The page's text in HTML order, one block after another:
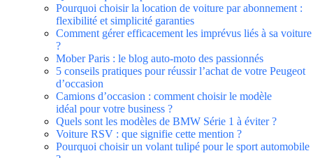
Pourquoi choisir la location de voiture par abonnement :
flexibilité et simplicité garanties
Comment gérer efficacement les imprévus liés à sa voiture
?
Mober Paris : le blog auto-moto des passionnés
5 conseils pratiques pour réussir l’achat de votre Peugeot
d’occasion
Camions d’occasion : comment choisir le modèle
idéal pour votre business ?
Quels sont les modèles de BMW Série 1 à éviter ?
Voiture RSV : que signifie cette mention ?
Pourquoi choisir un volant tulipé pour le sport automobile